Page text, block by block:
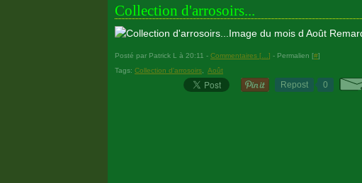
Collection d'arrosoirs...
Image du mois d Août
Posté par Patrick L à 20:11 - Commentaires [ ] - Permalien [#]
Tags: Collection d'arrosoirs Août
Repost 0